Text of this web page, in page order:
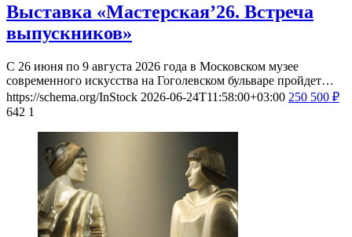
Выставка «Мастерская’26. Встреча
выпускников»
С 26 июня по 9 августа 2026 года в Московском музее
современного искусства на Гоголевском бульваре пройдет…
https://schema.org/InStock 2026-06-24T11:58:00+03:00 250 500 ₽
642 1